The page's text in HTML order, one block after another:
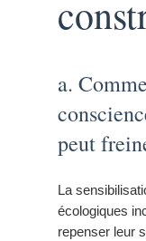
a.
peut
La
écologiques
repenser leur